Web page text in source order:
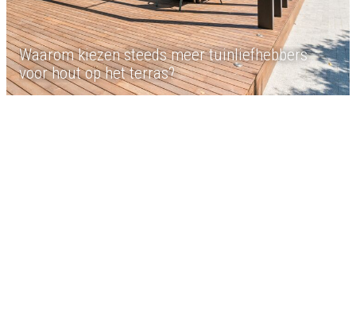
Waarom kiezen steeds meer tuinliefhebbers
voor hout op het terras?